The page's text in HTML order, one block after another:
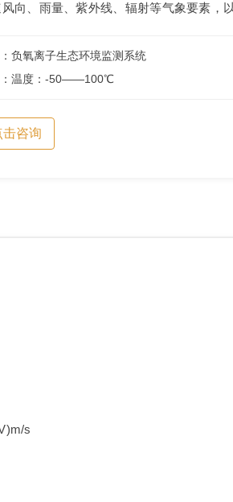
风向、雨量、紫外线、辐射等气象要素
负氧离子生态环境监测系统
：温度：-50——100℃
击咨询
s